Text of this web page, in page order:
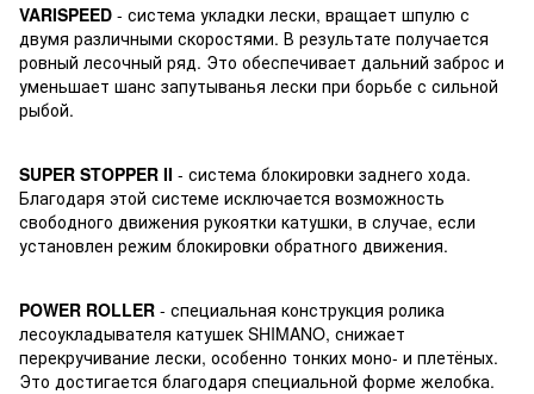
VARISPEED - система укладки лески, вращает шпулю с
двумя различными скоростями. В результате получается
ровный лесочный ряд. Это обеспечивает дальний заброс и
уменьшает шанс запутыванья лески при борьбе с сильной
рыбой.
SUPER STOPPER II - система блокировки заднего хода.
Благодаря этой системе исключается возможность
свободного движения рукоятки катушки, в случае, если
установлен режим блокировки обратного движения.
POWER ROLLER - специальная конструкция ролика
лесоукладывателя катушек SHIMANO, снижает
перекручивание лески, особенно тонких моно- и плетёных.
Это достигается благодаря специальной форме желобка.